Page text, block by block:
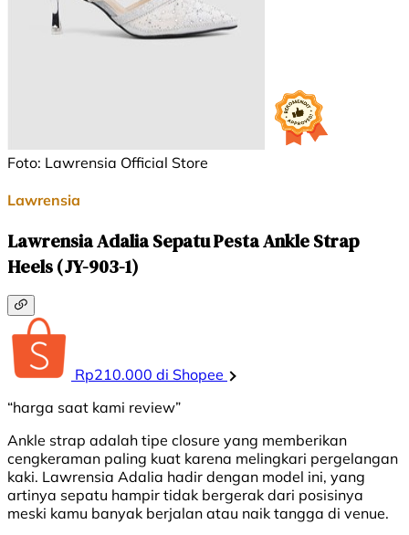
Foto: Lawrensia Official Store
Lawrensia
Lawrensia Adalia Sepatu Pesta Ankle Strap
Heels (JY-903-1)
Rp210.000 di Shopee
“harga saat kami review”
Ankle strap adalah tipe closure yang memberikan
cengkeraman paling kuat karena melingkari pergelangan
kaki. Lawrensia Adalia hadir dengan model ini, yang
artinya sepatu hampir tidak bergerak dari posisinya
meski kamu banyak berjalan atau naik tangga di venue.